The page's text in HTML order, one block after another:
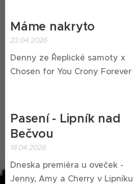
Máme nakryto ♥️
23.04.2026
Denny ze Řeplické samoty x
Chosen for You Crony Forever
Pasení - Lipník nad
Bečvou
18.04.2026
Dneska premiéra u oveček -
Jenny, Amy a Cherry v Lipníku